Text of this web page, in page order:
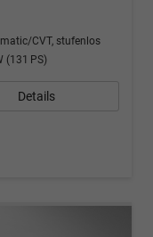
CVT, stufenlos
(131 PS)
Details